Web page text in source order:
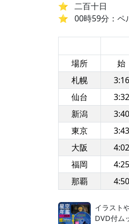
二百十日
00時59分：ペ
場所
始
札幌
3:16
仙台
3:32
新潟
3:40
東京
3:43
大阪
4:02
福岡
4:25
那覇
4:50
イラスト
DVD付ム